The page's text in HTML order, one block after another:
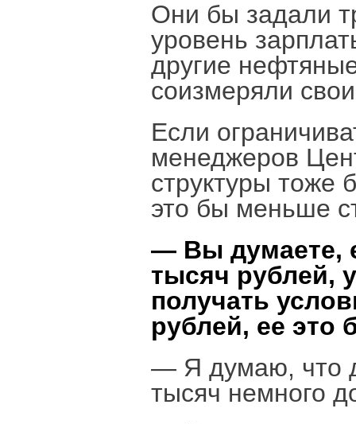
Они бы задали
уровень
другие
соизмеряли
Если
менеджеров
структуры тоже
это бы меньше
— Вы думаете,
тысяч рублей,
получать
рублей, ее это
— Я думаю, что
тысяч немного